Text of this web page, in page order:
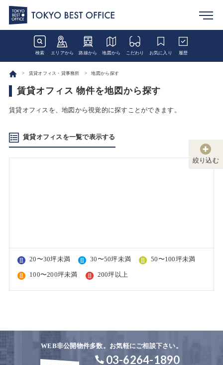
検索 エリアから 路線から 地図から こだわり お気に入り 履歴
賃貸オフィス・貸事務所 地図から探す
賃貸オフィス 物件を地図から探す
賃貸オフィスを、地図から視覚的に探すことができます。
賃貸オフィスを一覧で表示する
絞り込む
20〜30坪未満 30〜50坪未満 50〜100坪未満
100〜200坪未満 200坪以上
WEB非公開物件多数。お気軽にご相談下さい。
03-6264-1890